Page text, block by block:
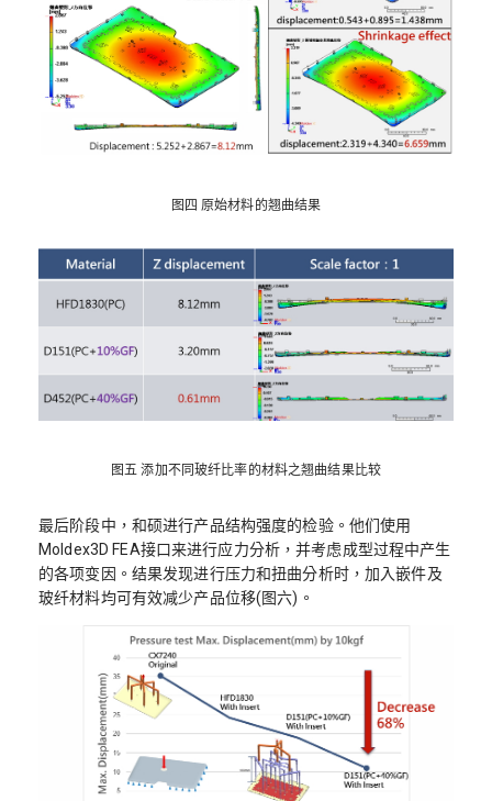
图四 原始材料的翘曲结果
图五 添加不同玻纤比率的材料之翘曲结果比较
最后阶段中，和硕进行产品结构强度的检验。他们使用
Moldex3D FEA接口来进行应力分析，并考虑成型过程中产生
的各项变因。结果发现进行压力和扭曲分析时，加入嵌件及
玻纤材料均可有效减少产品位移(图六)。